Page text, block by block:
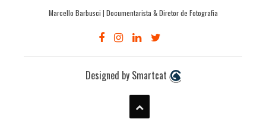
Marcello Barbusci | Documentarista & Diretor de Fotografia
Designed by Smartcat